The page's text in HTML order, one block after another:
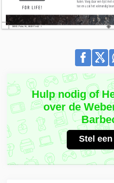
Hulp nodig of
over de
Stel